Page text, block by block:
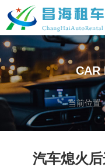
CAR
当前位置
汽车熄火